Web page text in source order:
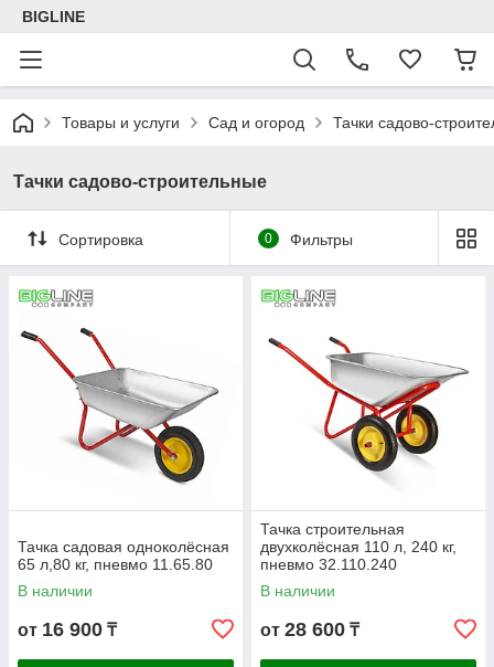
BIGLINE
Товары и услуги Сад и огород Тачки садово-
Тачки садово-строительные
Сортировка 0 Фильтры
Тачка садовая одноколёсная
65 л,80 кг, пневмо 11.65.80
В наличии
от 16 900 ₸
Тачка строительная
двухколёсная 110 л, 240 кг,
пневмо 32.110.240
В наличии
от 28 600 ₸